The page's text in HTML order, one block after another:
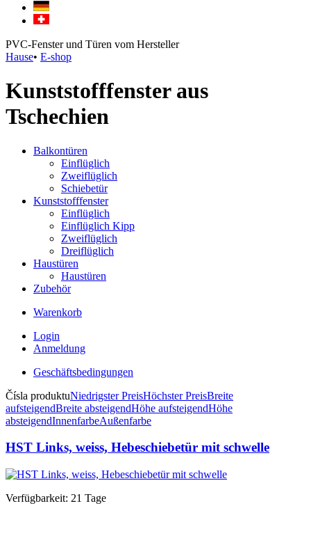
PVC-Fenster und Türen vom Hersteller
Hause• E-shop
Kunststofffenster aus
Tschechien
Balkontüren
Einflüglich
Zweiflüglich
Schiebetür
Kunststofffenster
Einflüglich
Einflüglich Kipp
Zweiflüglich
Dreiflüglich
Haustüren
Haustüren
Zubehör
Warenkorb
Login
Anmeldung
Geschäftsbedingungen
Čísla produktuNiedrigster PreisHöchster PreisBreite
aufsteigendBreite absteigendHöhe aufsteigendHöhe
absteigendInnenfarbeAußenfarbe
HST Links, weiss, Hebeschiebetür mit schwelle
Verfügbarkeit: 21 Tage